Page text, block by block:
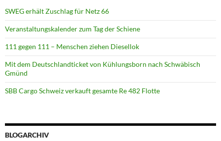
SWEG erhält Zuschlag für Netz 66
Veranstaltungskalender zum Tag der Schiene
111 gegen 111 – Menschen ziehen Diesellok
Mit dem Deutschlandticket von Kühlungsborn nach Schwäbisch
Gmünd
SBB Cargo Schweiz verkauft gesamte Re 482 Flotte
BLOGARCHIV